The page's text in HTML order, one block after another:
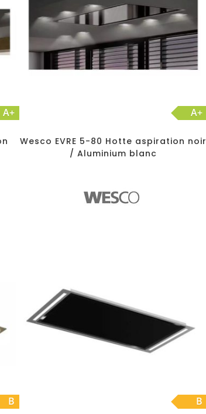
A+ A+
Wesco EVRE 5-80 Hotte aspiration noir
/ Aluminium blanc
B B